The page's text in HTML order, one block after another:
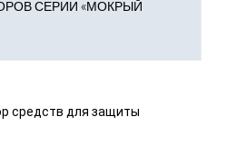
СЕРИИ «МОКРЫЙ
средств для защиты